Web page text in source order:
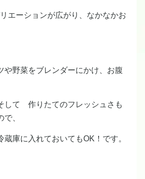
エーションが広がり、なかなかお
や野菜をブレンダーにかけ、お腹
して 作りたてのフレッシュさも
、
蔵庫に入れておいてもOK！です。